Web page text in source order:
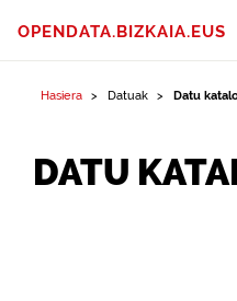
OPENDATA.BIZKAIA.EUS
Hasiera Datuak Datu
DATU